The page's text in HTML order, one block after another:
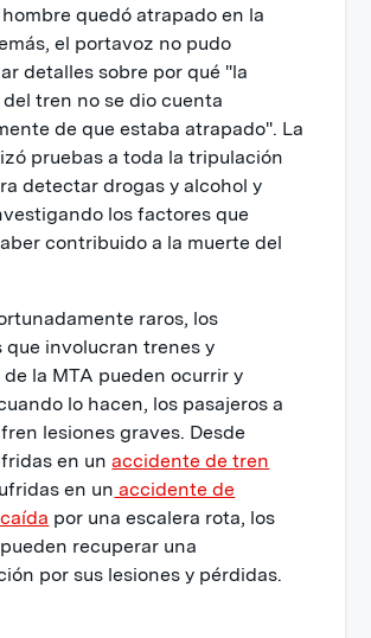
quedó atrapado en la
el portavoz no pudo
detalles sobre por qué "la
tren no se dio cuenta
de que estaba atrapado". La
pruebas a toda la tripulación
detectar drogas y alcohol y
los factores que
contribuido a la muerte del
raros, los
que involucran trenes y
la MTA pueden ocurrir y
lo hacen, los pasajeros a
lesiones graves. Desde
en unaccidente de tren
en un accidente de
por una escalera rota, los
recuperar una
por sus lesiones y pérdidas.